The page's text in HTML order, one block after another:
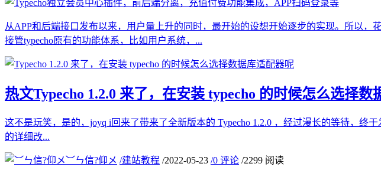
从APP和后端接口发布以来，用户量上升的同时，最开始的设想开始逐步的实现。所以
接管typecho原有的功能体系，比如用户系统，...
热文Typecho 1.2.0 来了，在安装 typecho 的时候怎么选择数
这不是玩笑，是的，joyq i回来了带来了全新版本的 Typecho 1.2.0 ，经过漫长的等待，终
的详细改...
︶ㄣ信?仰メ /建站教程 /2022-05-23 /0 评论 /2299 阅读